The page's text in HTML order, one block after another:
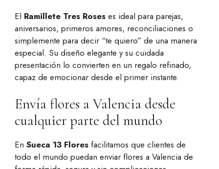
El Ramillete Tres Roses es ideal para parejas,
aniversarios, primeros amores, reconciliaciones o
simplemente para decir “te quiero” de una manera
especial. Su diseño elegante y su cuidada
presentación lo convierten en un regalo refinado,
capaz de emocionar desde el primer instante.
Envía flores a Valencia desde
cualquier parte del mundo
En Sueca 13 Flores facilitamos que clientes de
todo el mundo puedan enviar flores a Valencia de